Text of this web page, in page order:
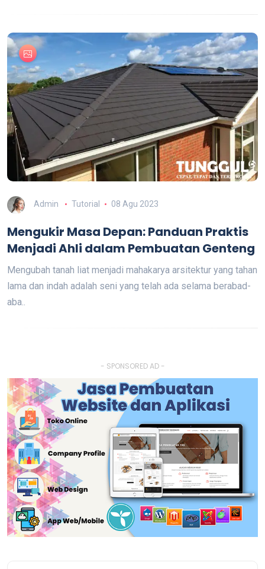
Admin Tutorial 08 Agu 2023
Mengukir Masa Depan: Panduan Praktis
Menjadi Ahli dalam Pembuatan Genteng
Mengubah tanah liat menjadi mahakarya arsitektur yang tahan
lama dan indah adalah seni yang telah ada selama berabad-
aba..
- SPONSORED AD -